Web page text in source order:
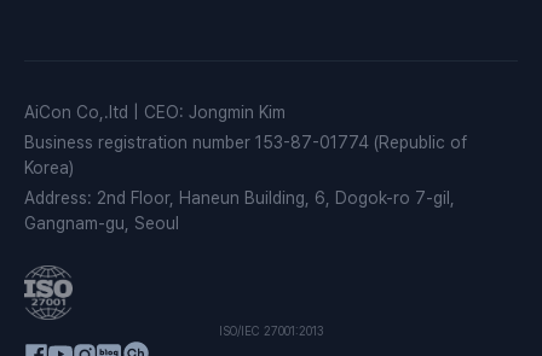
AiCon Co,.ltd CEO: Jongmin Kim
Business registration number 153-87-01774 (Republic of
Korea)
Address: 2nd Floor, Haneun Building, 6, Dogok-ro 7-gil,
Gangnam-gu, Seoul
ISO/IEC 27001:2013